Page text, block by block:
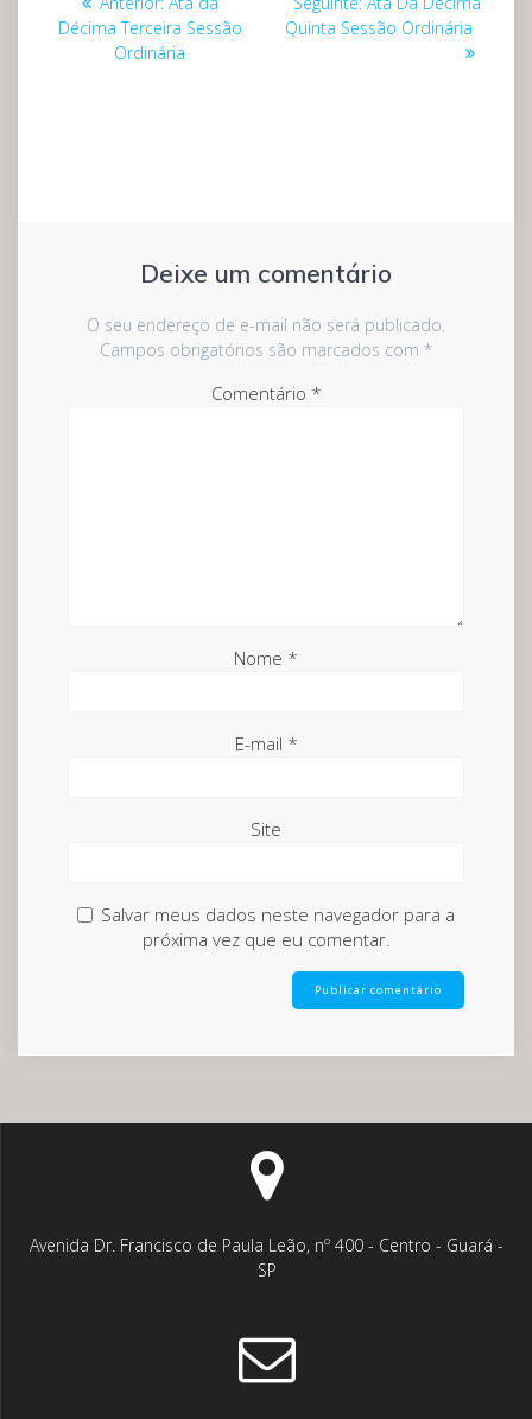
de
anterior:
Décima Terceira Sessão
Ordinária
seguinte:
Quinta Sessão Ordinária
Deixe um comentário
O seu endereço de e-mail não será publicado.
Campos obrigatórios são marcados com *
Comentário *
Nome *
E-mail *
Site
Salvar meus dados neste navegador para a
próxima vez que eu comentar.
Avenida Dr. Francisco de Paula Leão, nº 400 - Centro - Guará -
SP